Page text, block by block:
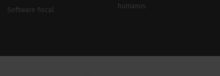
Software fiscal
humanos